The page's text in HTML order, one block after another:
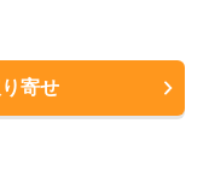
寄せ